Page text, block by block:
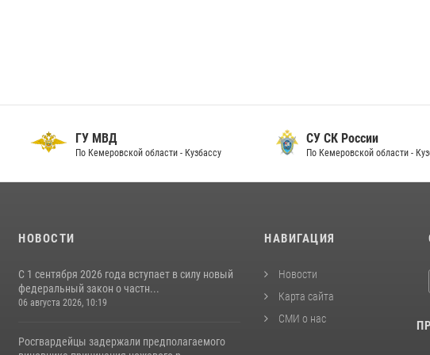
ГУ МВД
По Кемеровской области - Кузбассу
СУ СК России
По Кемеровской области -
НОВОСТИ
С 1 сентября 2026 года вступает в силу новый
федеральный закон о частн...
06 августа 2026, 10:19
Росгвардейцы задержали предполагаемого
НАВИГАЦИЯ
Новости
Карта сайта
СМИ о нас